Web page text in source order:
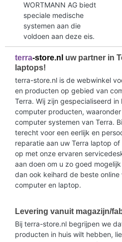
WORTMANN AG biedt
speciale medische
systemen aan die
voldoen aan deze eis.
terra-store.nl uw partner in
laptops!
terra-store.nl is de webwinkel
en producten op gebied van
Terra. Wij zijn gespecialiseerd
computer producten,
computer systemen van Terra.
terecht voor een eerlijk en
reparatie aan uw Terra laptop
op met onze ervaren
aan doen om u zo goed
dan ook keihard de beste online
computer en laptop.
Levering vanuit magazijn/
Bij terra-store.nl begrijpen we
producten in huis wilt hebben,